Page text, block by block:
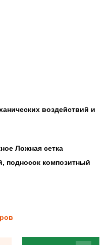
воздействий и
Ложная сетка
подносок композитный